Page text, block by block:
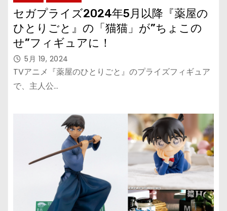
セガプライズ2024年5月以降『薬屋の
ひとりごと』の「猫猫」が”ちょこの
せ”フィギュアに！
5月 19, 2024
TVアニメ『薬屋のひとりごと』のプライズフィギュア
で、主人公…